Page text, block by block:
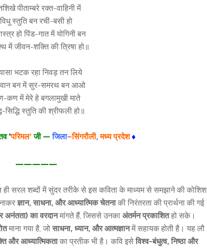
पीताम्बरे रक्त-वाहिनी में
विधु स्तुति बन रची-बसी हो
हो पिंड-गात में योगिनी बन
में जीवन-शक्ति की त्रिषा हो॥
भटक रहा निवड़ तन लिये
बन में सुर-समरथ बन आओ
कण में मेरे हे बगलामुखी माते
सिद्धि स्तुति की श्रीफली हो॥
‘परिमल‘जी —जिला–सिंगरौली,मध्य प्रदेश ♦
—————
ही सरल शब्दों में सुंदर तरीके से इस कविता के माध्यम से समझाने की कोशिश
ज्ञान, साधना, और आध्यात्मिक चेतनाकी निरंतरता की प्रार्थना की गई
का वरदानमांगते हैं, जिससे उनका अंतर्मन प्रकाशितहो सके।
माना गया है, जोसाधना, ध्यान, और आत्मज्ञानमें सहायक होती है। यह लौ
और आध्यात्मिकताका प्रतीक भी है। कवि इसेविश्व-बंधुत्व, निष्ठा और